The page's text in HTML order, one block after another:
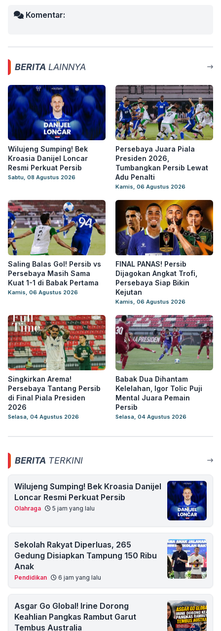
Komentar:
BERITA LAINNYA
Wilujeng Sumping! Bek
Kroasia Danijel Loncar
Resmi Perkuat Persib
Sabtu, 08 Agustus 2026
Persebaya Juara Piala
Presiden 2026,
Tumbangkan Persib Lewat
Adu Penalti
Kamis, 06 Agustus 2026
Saling Balas Gol! Persib vs
Persebaya Masih Sama
Kuat 1-1 di Babak Pertama
Kamis, 06 Agustus 2026
FINAL PANAS! Persib
Dijagokan Angkat Trofi,
Persebaya Siap Bikin
Kejutan
Kamis, 06 Agustus 2026
Singkirkan Arema!
Persebaya Tantang Persib
di Final Piala Presiden
2026
Selasa, 04 Agustus 2026
Babak Dua Dihantam
Kelelahan, Igor Tolic Puji
Mental Juara Pemain
Persib
Selasa, 04 Agustus 2026
BERITA TERKINI
Wilujeng Sumping! Bek Kroasia Danijel
Loncar Resmi Perkuat Persib
Olahraga 5 jam yang lalu
Sekolah Rakyat Diperluas, 265
Gedung Disiapkan Tampung 150 Ribu
Anak
Pendidikan 6 jam yang lalu
Asgar Go Global! Irine Dorong
Keahlian Pangkas Rambut Garut
Tembus Australia